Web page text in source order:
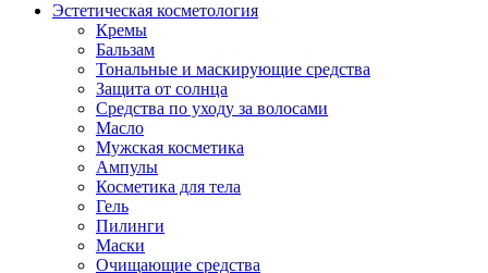
Эстетическая косметология
Кремы
Бальзам
Тональные и маскирующие средства
Защита от солнца
Средства по уходу за волосами
Масло
Мужская косметика
Ампулы
Косметика для тела
Гель
Пилинги
Маски
Очищающие средства